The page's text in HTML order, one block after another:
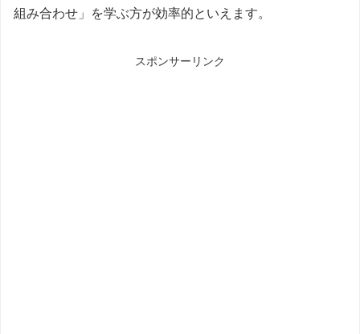
組み合わせ」を学ぶ方が効率的といえます。
スポンサーリンク